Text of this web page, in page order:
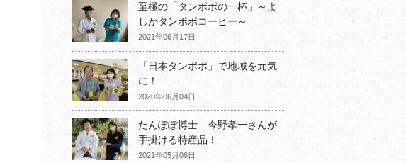
至極の「タンポポの一杯」～よ
しかタンポポコーヒー～
2021年06月17日
「日本タンポポ」で地域を元気
に！
2020年06月04日
たんぽぽ博士 今野孝一さんが
手掛ける特産品！
2021年05月06日